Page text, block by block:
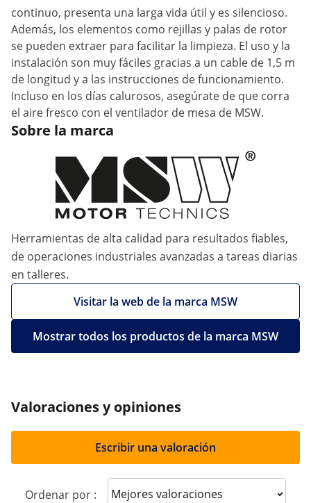
continuo, presenta una larga vida útil y es silencioso.
Además, los elementos como rejillas y palas de rotor
se pueden extraer para facilitar la limpieza. El uso y la
instalación son muy fáciles gracias a un cable de 1,5 m
de longitud y a las instrucciones de funcionamiento.
Incluso en los días calurosos, asegúrate de que corra
el aire fresco con el ventilador de mesa de MSW.
Sobre la marca
Herramientas de alta calidad para resultados fiables,
de operaciones industriales avanzadas a tareas diarias
en talleres.
Visitar la web de la marca MSW
Mostrar todos los productos de la marca MSW
Valoraciones y opiniones
Escribir una valoración
Ordenar por : Sort reviews